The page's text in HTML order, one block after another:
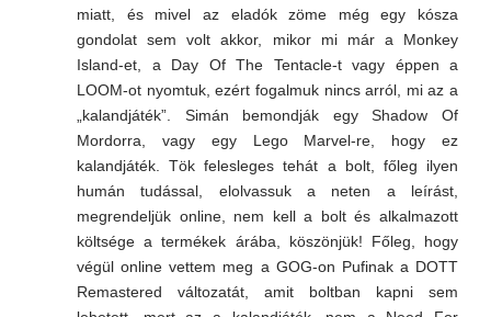
miatt, és mivel az eladók zöme még egy kósza
gondolat sem volt akkor, mikor mi már a Monkey
Island-et, a Day Of The Tentacle-t vagy éppen a
LOOM-ot nyomtuk, ezért fogalmuk nincs arról, mi az a
„kalandjáték”. Simán bemondják egy Shadow Of
Mordorra, vagy egy Lego Marvel-re, hogy ez
kalandjáték. Tök felesleges tehát a bolt, főleg ilyen
humán tudással, elolvassuk a neten a leírást,
megrendeljük online, nem kell a bolt és alkalmazott
költsége a termékek árába, köszönjük! Főleg, hogy
végül online vettem meg a GOG-on Pufinak a DOTT
Remastered változatát, amit boltban kapni sem